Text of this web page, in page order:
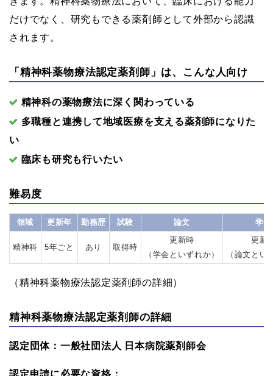
だけでなく、研究もできる薬剤師として外部から認識
されます。
「精神科薬物療法認定薬剤師」は、こんな人向け
精神科の薬物療法に深く関わっている
多職種と連携して地域医療を支える薬剤師になりた
い
臨床も研究も行いたい
難易度
領域 更新年 勤務歴 試験 論文 学会
精神科 5年ごと あり 取得時
更新時
（学会といずれか）
更新
（論文とい
（精神科薬物療法認定薬剤師の詳細）
精神科薬物療法認定薬剤師の詳細
認定団体：一般社団法人 日本病院薬剤師会
認定申請に必要な資格：